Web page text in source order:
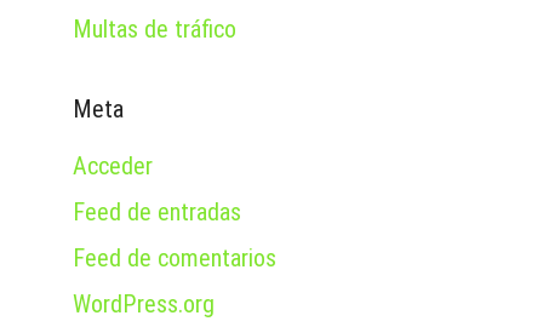
Multas de tráfico
Meta
Acceder
Feed de entradas
Feed de comentarios
WordPress.org